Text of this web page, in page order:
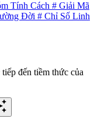
Tính Cách # Giải Mã
Đời # Chỉ Số Linh
đến tiềm thức của